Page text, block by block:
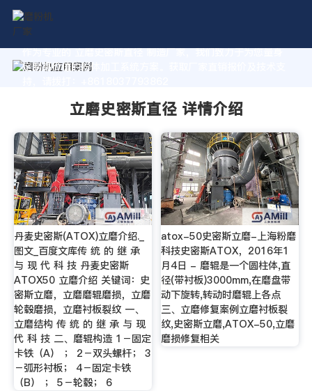
作为专业的 立磨史密斯直径 制造厂家，我们致力于为您量身
定制高价值的粉体加工系统方案。获取厂家直销报价及技术支
立磨史密斯直径 详情介绍
丹麦史密斯(ATOX)立磨介绍._
图文_百度文库传 统 的 继 承
与 现 代 科 技 丹麦史密斯
ATOX50 立磨介绍 关键词：史
密斯立磨，立磨磨辊磨损，立磨
轮毂磨损，立磨衬板裂纹 一、
立磨结构 传 统 的 继 承 与 现
代 科 技 二、磨辊构造 1－固定
卡铁（A） ； 2－双头螺杆； 3
－弧形衬板； 4－固定卡铁
（B） ； 5－轮毂； 6
atox-50史密斯立磨-上海粉磨
科技史密斯ATOX，2016年1
月4日 - 磨辊是一个圆柱体,直
径(带衬板)3000mm,在磨盘带
动下旋转,转动时磨辊上各点
三、立磨修复案例立磨衬板裂
纹,史密斯立磨,ATOX-50,立磨
磨损修复相关